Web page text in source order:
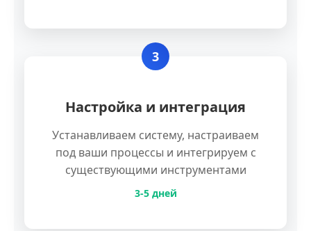
3
Настройка и интеграция
Устанавливаем систему, настраиваем
под ваши процессы и интегрируем с
существующими инструментами
3-5 дней